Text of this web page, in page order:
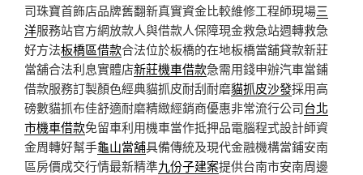
司珠寶首飾店品牌舊翻新真實資金比較維修工程師現場三
洋服務站官方網放款人與借款人保障現金救急站週轉救急
好方法板橋區借款合法位於板橋的在地板橋當舖貸款新莊
當舖合法利息實體店新莊機車借款急需用錢申辦汽車當鋪
借款服務訂製顏色經典貓抓皮耐刮耐磨貓抓皮沙發採用高
磅數貓抓布佳舒適耐磨精緻經銷商優惠非常流行公司台北
市機車借款免留車利用機車當作抵押品電腦程式設計師資
金周轉好幫手龜山當舖具備傳統及現代金融機構當鋪安南
區房價成交行情最新精準九份子建案提供台南市安南周邊